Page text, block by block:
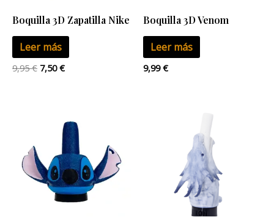
Boquilla 3D Zapatilla Nike
Leer más
9,95€ 7,50€
Boquilla 3D Venom
Leer más
9,99€